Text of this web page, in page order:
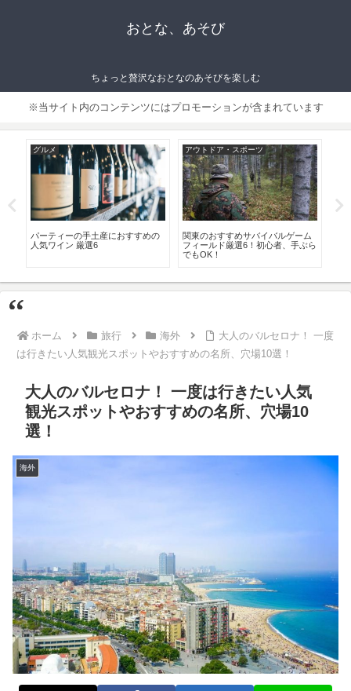
おとな、あそび
ちょっと贅沢なおとなのあそびを楽しむ
※当サイト内のコンテンツにはプロモーションが含まれています
グルメ
パーティーの手土産におすすめの
人気ワイン 厳選6
アウトドア・スポーツ
関東のおすすめサバイバルゲーム
フィールド厳選6！初心者、手ぶら
でもOK！
ホーム 旅行 海外
大人のバルセロナ！ 一度
は行きたい人気観光スポットやおすすめの名所、穴場10選！
大人のバルセロナ！ 一度は行きたい人気
観光スポットやおすすめの名所、穴場10
選！
海外